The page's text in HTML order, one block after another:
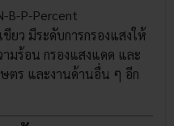
ยว มีระดับการกรองแสงให้
มร้อน กรองแสงแดด และ
ษตร และงานด้านอื่น ๆ อีก